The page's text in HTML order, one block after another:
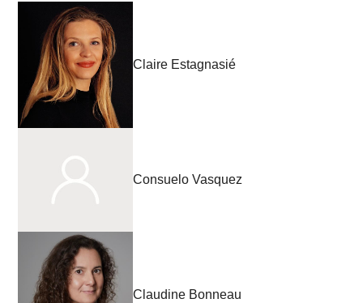
Claire Estagnasié
Consuelo Vasquez
Claudine Bonneau